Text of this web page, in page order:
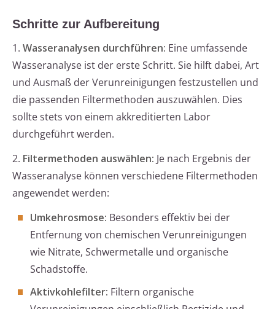
Schritte zur Aufbereitung
1. Wasseranalysen durchführen: Eine umfassende
Wasseranalyse ist der erste Schritt. Sie hilft dabei, Art
und Ausmaß der Verunreinigungen festzustellen und
die passenden Filtermethoden auszuwählen. Dies
sollte stets von einem akkreditierten Labor
durchgeführt werden.
2. Filtermethoden auswählen: Je nach Ergebnis der
Wasseranalyse können verschiedene Filtermethoden
angewendet werden:
Umkehrosmose: Besonders effektiv bei der
Entfernung von chemischen Verunreinigungen
wie Nitrate, Schwermetalle und organische
Schadstoffe.
Aktivkohlefilter: Filtern organische